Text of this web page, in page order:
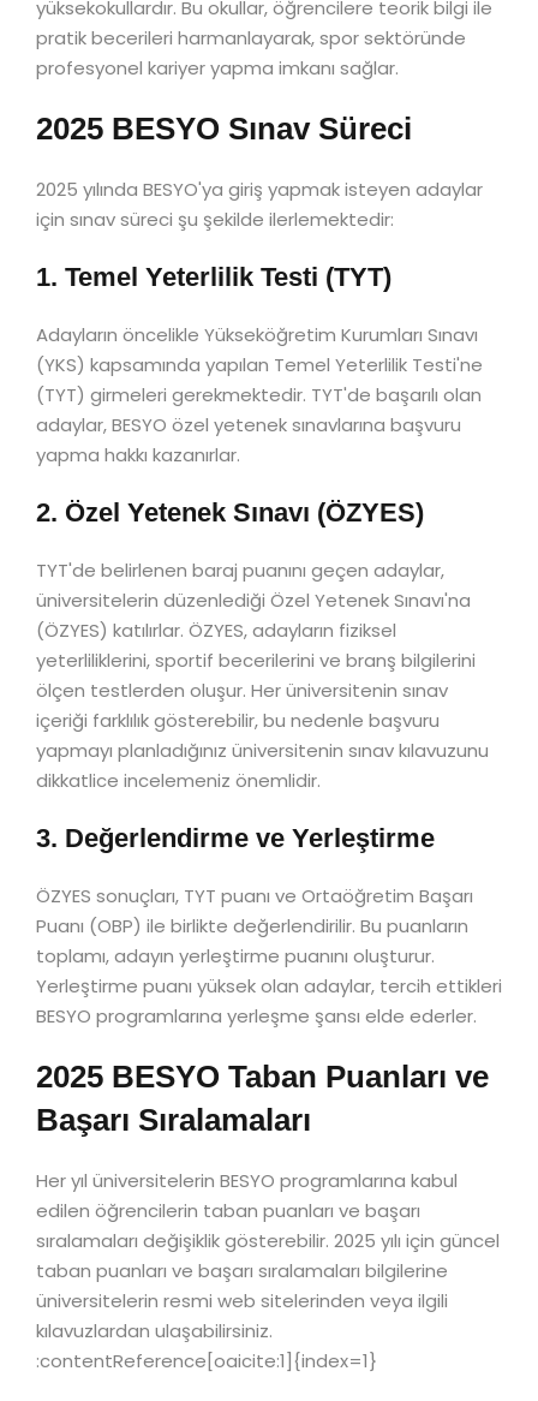
yüksekokullardır. Bu okullar, öğrencilere teorik bilgi ile
pratik becerileri harmanlayarak, spor sektöründe
profesyonel kariyer yapma imkanı sağlar.
2025 BESYO Sınav Süreci
2025 yılında BESYO'ya giriş yapmak isteyen adaylar
için sınav süreci şu şekilde ilerlemektedir:
1. Temel Yeterlilik Testi (TYT)
Adayların öncelikle Yükseköğretim Kurumları Sınavı
(YKS) kapsamında yapılan Temel Yeterlilik Testi'ne
(TYT) girmeleri gerekmektedir. TYT'de başarılı olan
adaylar, BESYO özel yetenek sınavlarına başvuru
yapma hakkı kazanırlar.
2. Özel Yetenek Sınavı (ÖZYES)
TYT'de belirlenen baraj puanını geçen adaylar,
üniversitelerin düzenlediği Özel Yetenek Sınavı'na
(ÖZYES) katılırlar. ÖZYES, adayların fiziksel
yeterliliklerini, sportif becerilerini ve branş bilgilerini
ölçen testlerden oluşur. Her üniversitenin sınav
içeriği farklılık gösterebilir, bu nedenle başvuru
yapmayı planladığınız üniversitenin sınav kılavuzunu
dikkatlice incelemeniz önemlidir.
3. Değerlendirme ve Yerleştirme
ÖZYES sonuçları, TYT puanı ve Ortaöğretim Başarı
Puanı (OBP) ile birlikte değerlendirilir. Bu puanların
toplamı, adayın yerleştirme puanını oluşturur.
Yerleştirme puanı yüksek olan adaylar, tercih ettikleri
BESYO programlarına yerleşme şansı elde ederler.
2025 BESYO Taban Puanları ve
Başarı Sıralamaları
Her yıl üniversitelerin BESYO programlarına kabul
edilen öğrencilerin taban puanları ve başarı
sıralamaları değişiklik gösterebilir. 2025 yılı için güncel
taban puanları ve başarı sıralamaları bilgilerine
üniversitelerin resmi web sitelerinden veya ilgili
kılavuzlardan ulaşabilirsiniz.
:contentReference[oaicite:1]{index=1}